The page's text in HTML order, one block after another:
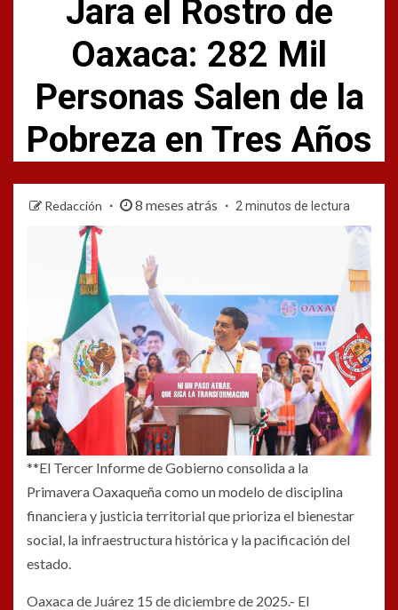
Jara el Rostro de
Oaxaca: 282 Mil
Personas Salen de la
Pobreza en Tres Años
Redacción 8 meses atrás 2 minutos de lectura
**El Tercer Informe de Gobierno consolida a la
Primavera Oaxaqueña como un modelo de disciplina
financiera y justicia territorial que prioriza el bienestar
social, la infraestructura histórica y la pacificación del
estado.
Oaxaca de Juárez 15 de diciembre de 2025.- El